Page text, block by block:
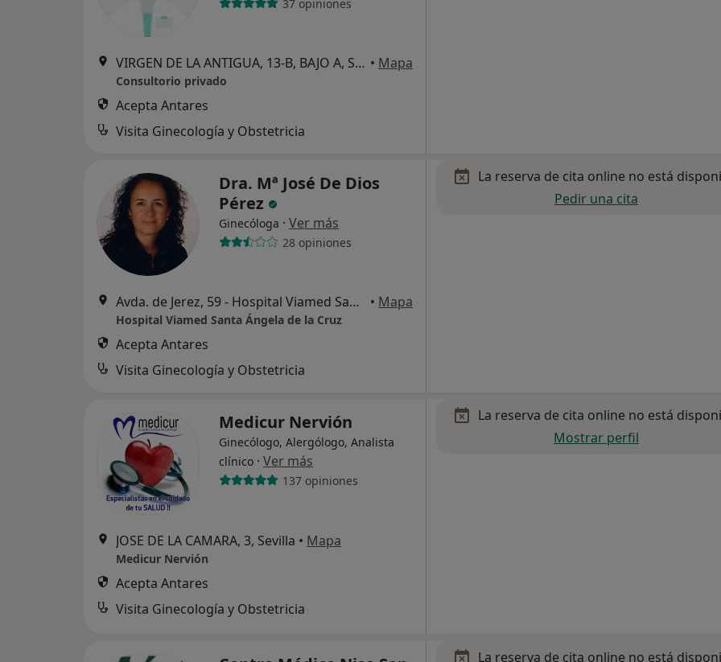
37 opiniones
VIRGEN DE LA ANTIGUA, 13-B, BAJO A, Sevilla • Mapa
Consultorio privado
Acepta Antares
Visita Ginecología y Obstetricia
Dra. Mª José De Dios
Pérez
Ginecóloga · Ver más
28 opiniones
Avda. de Jerez, 59 - Hospital Viamed Santa Ángela de la Cruz, Sevilla • Mapa
Hospital Viamed Santa Ángela de la Cruz
Acepta Antares
Visita Ginecología y Obstetricia
La reserva de cita online no está
Pedir una cita
Medicur Nervión
Ginecólogo, Alergólogo, Analista
clínico · Ver más
137 opiniones
JOSE DE LA CAMARA, 3, Sevilla • Mapa
Medicur Nervión
Acepta Antares
Visita Ginecología y Obstetricia
La reserva de cita online no está
Mostrar perfil
La reserva de cita online no está